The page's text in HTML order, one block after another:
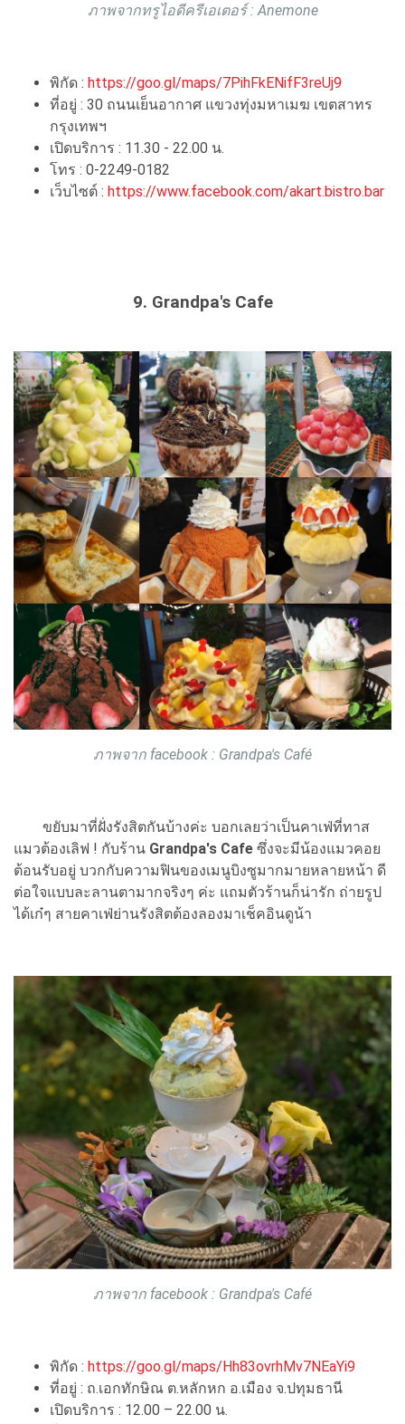
ภาพจากทรูไอดีครีเอเตอร์ : Anemone
พิกัด : https://goo.gl/maps/7PihFkENifF3reUj9
ที่อยู่ : 30 ถนนเย็นอากาศ แขวงทุ่งมหาเมฆ เขตสาทร
กรุงเทพฯ
เปิดบริการ : 11.30 - 22.00 น.
โทร : 0-2249-0182
เว็บไซต์ : https://www.facebook.com/akart.bistro.bar
9. Grandpa's Cafe
ภาพจาก facebook : Grandpa's Café
ขยับมาที่ฝั่งรังสิตกันบ้างค่ะ บอกเลยว่าเป็นคาเฟ่ที่ทาส
แมวต้องเลิฟ ! กับร้าน Grandpa's Cafe ซึ่งจะมีน้องแมวคอย
ต้อนรับอยู่ บวกกับความฟินของเมนูบิงซูมากมายหลายหน้า ดี
ต่อใจแบบละลานตามากจริงๆ ค่ะ แถมตัวร้านก็น่ารัก ถ่ายรูป
ได้เก๋ๆ สายคาเฟ่ย่านรังสิตต้องลองมาเช็คอินดูน้า
ภาพจาก facebook : Grandpa's Café
พิกัด : https://goo.gl/maps/Hh83ovrhMv7NEaYi9
ที่อยู่ : ถ.เอกทักษิณ ต.หลักหก อ.เมือง จ.ปทุมธานี
เปิดบริการ : 12.00 – 22.00 น.